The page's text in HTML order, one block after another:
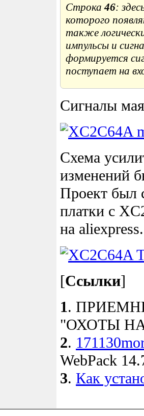
Строка46:
которого
также
импульсы и
формируется
поступает на
Сигналы
Схема
изменений
Проект был
платки с
на aliexpress.
[Ссылки]
1.
"ОХОТЫ НА
2.
WebPack
3. Как